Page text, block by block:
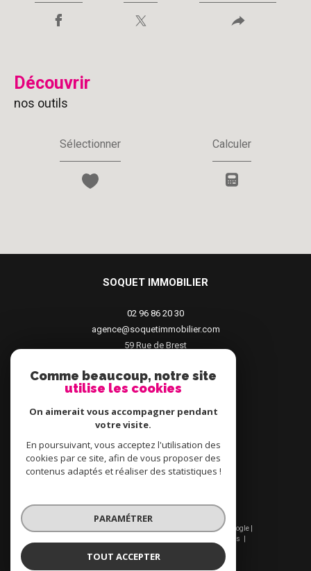
découvrir
nos outils
Sélectionner Calculer
SOQUET IMMOBILIER
02 96 86 20 30
agence@soquetimmobilier.com
59 Rue de Brest
© 2026 | Tous droits réservés | Traduction powered by Google |
Nos liens
Comme beaucoup, notre site
utilise les cookies
On aimerait vous accompagner pendant
votre visite.
En poursuivant, vous acceptez l'utilisation des
cookies par ce site, afin de vous proposer des
contenus adaptés et réaliser des statistiques !
PARAMÉTRER
TOUT ACCEPTER